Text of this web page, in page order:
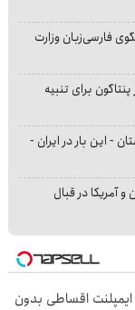
فارسی‌زبان وزارت
برای تنبیه
- این بار در ایران -
آمریکا در قبال
ایمپلنت اقساطی بدون